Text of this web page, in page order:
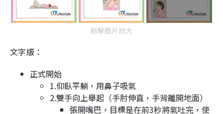
點擊圖片放大
文字版：
正式開始
1.仰臥平躺，用鼻子吸氣
2.雙手向上舉起（手肘伸直，手背離開地面）
張開嘴巴，目標是在前3秒將氣吐完，使